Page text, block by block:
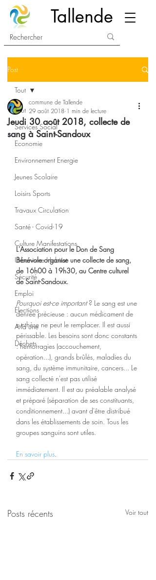
Tallende
Post
Tout
Services Social
Economie
Environnement Energie
Jeunes Scolaire
Loisirs Sports
Travaux Circulation
Santé - Covid-19
Culture Manifestations
Urbanisme Habitat
Sécurité
Emploi
Élections
A la une
Déchets
Tout
Jeudi 30 août 2018, collecte de
sang à Saint-Sandoux
commune de Tallende
29 août 2018 1 min de lecture
L'Association pour le Don de Sang
Bénévole organise une collecte de sang,
de 16h00 à 19h30, au Centre culturel
de Saint-Sandoux.
Pourquoi est-ce important ? Le sang est une
denrée précieuse : aucun médicament de
synthèse ne peut le remplacer. Il est aussi
périssable. Les besoins sont donc constants
: hémorragies (accouchement,
opération...), grands brûlés, maladies du
sang, du système immunitaire, cancers... Le
sang collecté n'est pas utilisé
immédiatement. Il est au préalable analysé
et préparé (séparation de ses constituants,
conditionnement...) avant d'être distribué
dans les établissements de soin. Tous les
groupes sanguins sont utiles.
En savoir plus
Posts récents Voir tout